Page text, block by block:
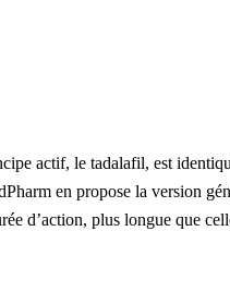
actif, le tadalafil, est
en propose la version
d’action, plus longue que